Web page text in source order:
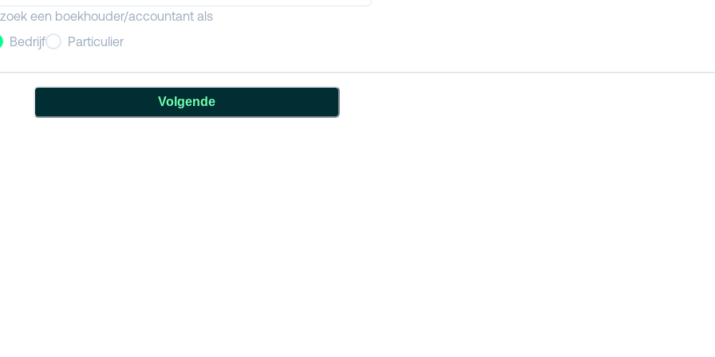
een boekhouder/accountant als
Bedrijf
Particulier
Volgende